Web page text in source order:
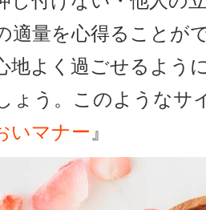
適量を心得ることが
地よく過ごせるよう
ょう。このようなサ
いマナー』